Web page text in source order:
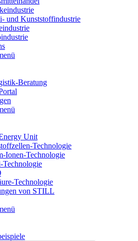
und Kunststoffindustrie
Beratung
Unit
Technologie
Ionen-Technologie
Technologie
von STILL